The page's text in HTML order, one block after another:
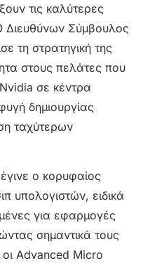
τις καλύτερες
Διευθύνων Σύμβουλος
τη στρατηγική της
στους πελάτες που
σε κέντρα
δημιουργίας
ταχύτερων
ο κορυφαίος
υπολογιστών, ειδικά
για εφαρμογές
σημαντικά τους
Advanced Micro